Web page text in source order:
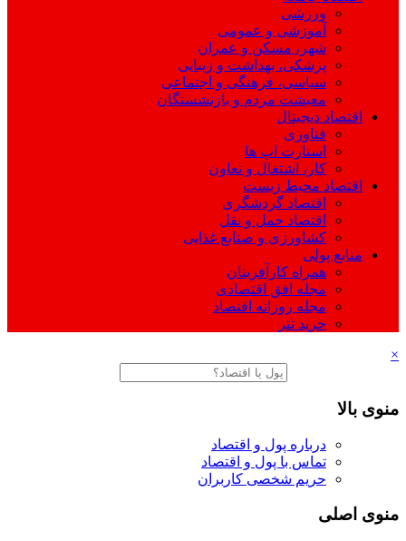
ورزشی
آموزشی و عمومی
شهر، مسکن و عمران
پزشکی، بهداشت و زیبایی
سیاسی، فرهنگی و اجتماعی
معیشت مردم و بازنشستگان
اقتصاد دیجیتال
فناوری
استارت اپ ها
کار، اشتغال و تعاون
اقتصاد محیط زیست
اقتصاد گردشگری
اقتصاد حمل و نقل
کشاورزی و صنایع غذایی
منابع پولی
همراه کارآفرینان
مجله افق اقتصادی
مجله روزانه اقتصاد
خرید تتر
×
منوی بالا
درباره پول و اقتصاد
تماس با پول و اقتصاد
حریم شخصی کاربران
منوی اصلی